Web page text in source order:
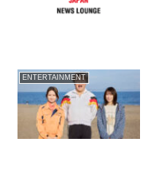
ENTERTAINMENT